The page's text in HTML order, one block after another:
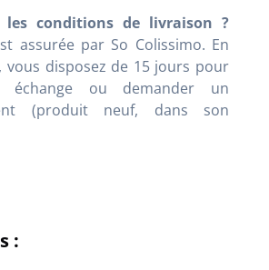
les conditions de livraison ?
assurée par So Colissimo. En
vous disposez de 15 jours pour
échange ou demander un
(produit neuf, dans son
: